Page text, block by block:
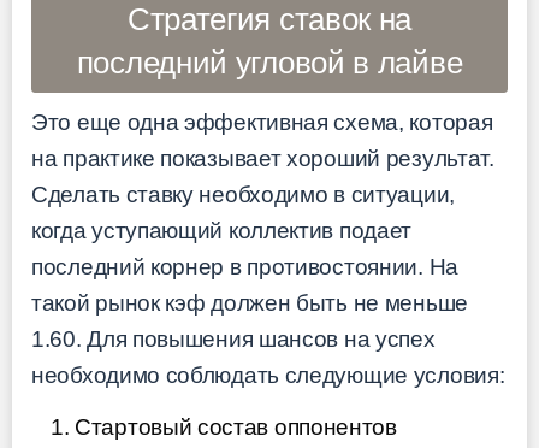
Стратегия ставок на
последний угловой в лайве
Это еще одна эффективная схема, которая
на практике показывает хороший результат.
Сделать ставку необходимо в ситуации,
когда уступающий коллектив подает
последний корнер в противостоянии. На
такой рынок кэф должен быть не меньше
1.60. Для повышения шансов на успех
необходимо соблюдать следующие условия:
Стартовый состав оппонентов